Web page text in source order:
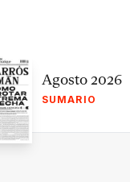
Agosto 2026
SUMARIO